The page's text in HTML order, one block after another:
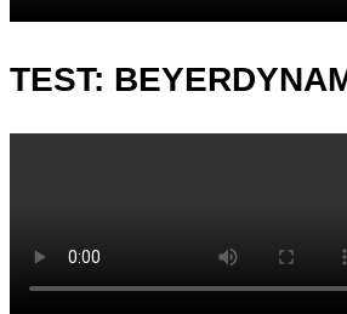
TEST: